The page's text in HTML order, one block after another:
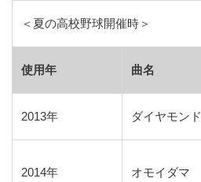
＜夏の高校野球開催時＞
使用年 曲名
2013年 ダイヤモンド
2014年 オモイダマ